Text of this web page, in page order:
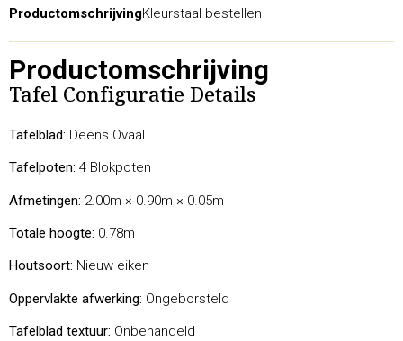
ProductomschrijvingKleurstaal bestellen
Productomschrijving
Tafel Configuratie Details
Tafelblad: Deens Ovaal
Tafelpoten: 4 Blokpoten
Afmetingen: 2.00m × 0.90m × 0.05m
Totale hoogte: 0.78m
Houtsoort: Nieuw eiken
Oppervlakte afwerking: Ongeborsteld
Tafelblad textuur: Onbehandeld